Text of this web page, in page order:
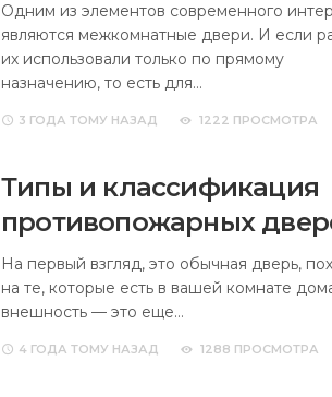
Одним из элементов современного
являются межкомнатные двери. И если
их использовали только по прямому
назначению, то есть для…
3 ГОДА ТОМУ НАЗАД 1222 ПРОСМОТРА
Типы и классификация
противопожарных
На первый взгляд, это обычная дверь,
на те, которые есть в вашей комнате
внешность — это еще…
4 ГОДА ТОМУ НАЗАД 1288 ПРОСМОТРА